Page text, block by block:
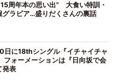
周年本の思い出” 大食い特訓・
グラビア…盛りだくさんの裏話
日に18thシングル『イチャイチャ
フォーメーションは『日向坂で会
発表